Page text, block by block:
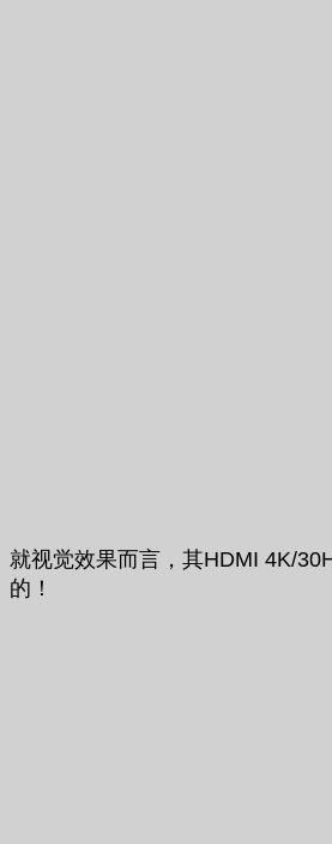
就视觉效果而言，其HDMI 4K/
的！